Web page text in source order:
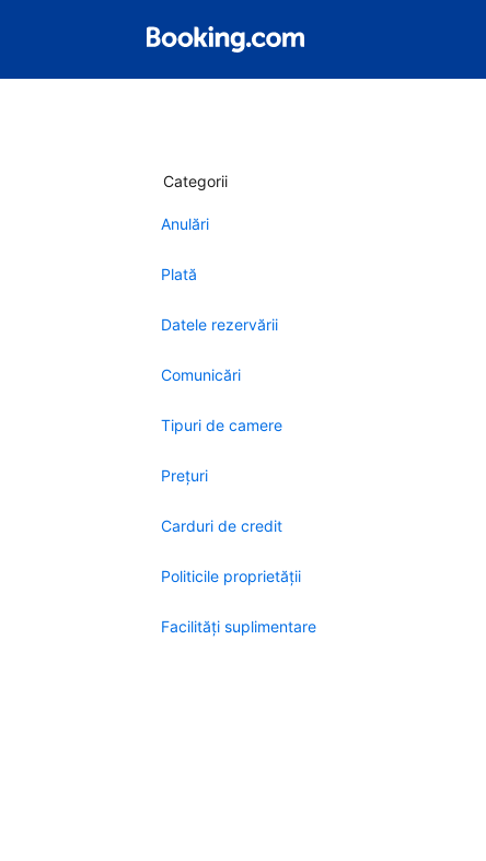
Categorii
Anulări
Plată
Datele rezervării
Comunicări
Tipuri de camere
Preţuri
Carduri de credit
Politicile proprietății
Facilităţi suplimentare